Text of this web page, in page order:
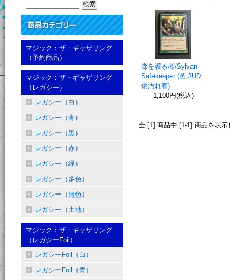
森を護る者/Sylvan
Safekeeper (英,JUD,
傷汚れ有)
1,100円(税込)
全 [1] 商品中 [1-1] 商品を表示
マジック：ザ・ギャザリング
（予約商品）
マジック：ザ・ギャザリング
（レガシー）
レガシー（白）
レガシー（青）
レガシー（黒）
レガシー（赤）
レガシー（緑）
レガシー（多色）
レガシー（無色）
レガシー（土地）
マジック：ザ・ギャザリング
（レガシーFoil）
レガシーFoil（白）
レガシーFoil（青）